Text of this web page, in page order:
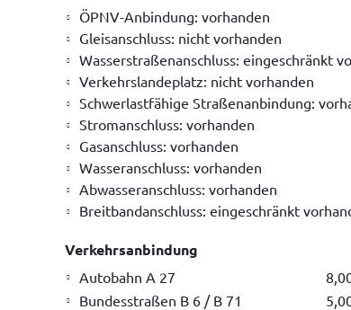
ÖPNV-Anbindung: vorhanden
Gleisanschluss: nicht vorhanden
Wasserstraßenanschluss: eingeschränkt
Verkehrslandeplatz: nicht vorhanden
Schwerlastfähige Straßenanbindung:
Stromanschluss: vorhanden
Gasanschluss: vorhanden
Wasseranschluss: vorhanden
Abwasseranschluss: vorhanden
Breitbandanschluss: eingeschränkt
Verkehrsanbindung
Autobahn A 27
Bundesstraßen B 6 / B 71